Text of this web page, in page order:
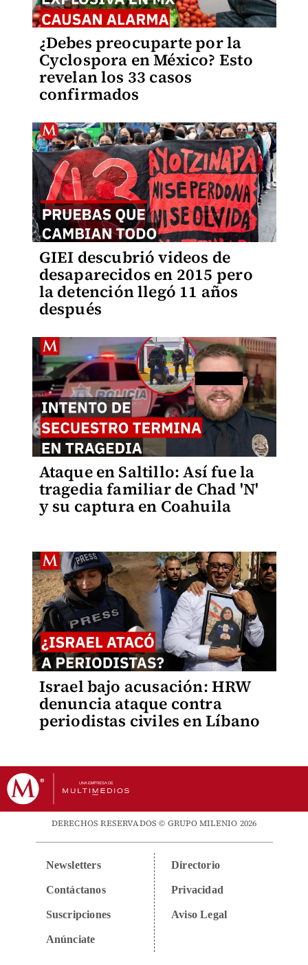
¿Debes preocuparte por la
Cyclospora en México? Esto
revelan los 33 casos
confirmados
GIEI descubrió videos de
desaparecidos en 2015 pero
la detención llegó 11 años
después
Ataque en Saltillo: Así fue la
tragedia familiar de Chad 'N'
y su captura en Coahuila
Israel bajo acusación: HRW
denuncia ataque contra
periodistas civiles en Líbano
DERECHOS RESERVADOS © GRUPO MILENIO 2026
Newsletters
Contáctanos
Suscripciones
Anúnciate
Directorio
Privacidad
Aviso Legal